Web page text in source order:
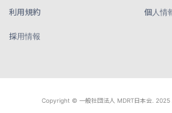
利用規約 個人情
採用情報
Copyright © 一般社団法人 MDRT日本会. 2025